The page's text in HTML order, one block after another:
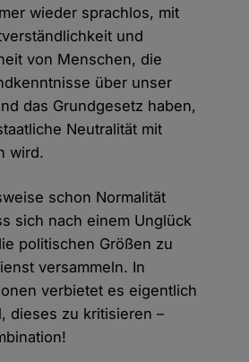
wieder sprachlos, mit
und
von Menschen, die
über unser
das Grundgesetz haben,
Neutralität mit
wird.
schon Normalität
sich nach einem Unglück
politischen Größen zu
versammeln. In
verbietet es eigentlich
dieses zu kritisieren –